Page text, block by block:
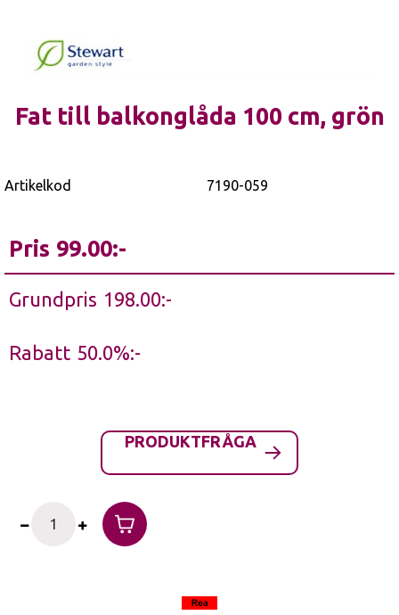
Fat till balkonglåda 100 cm, grön
Artikelkod 7190-059
Pris 99.00
Grundpris 198.00
Rabatt 50.0%
PRODUKTFRÅGA